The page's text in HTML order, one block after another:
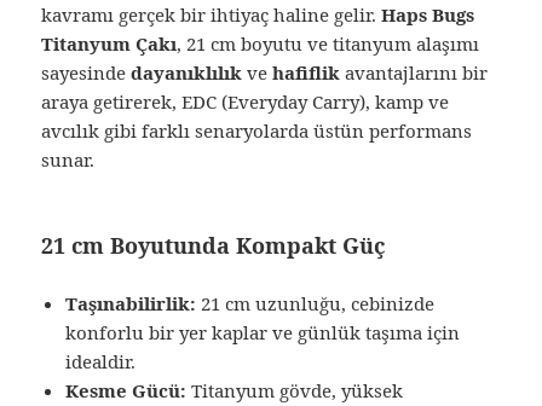
kavramı gerçek bir ihtiyaç haline gelir.Haps Bugs
Titanyum Çakı, 21 cm boyutu ve titanyum alaşımı
sayesindedayanıklılık vehafiflik avantajlarını bir
araya getirerek, EDC (Everyday Carry), kamp ve
avcılık gibi farklı senaryolarda üstün performans
sunar.
21 cm Boyutunda Kompakt Güç
Taşınabilirlik: 21 cm uzunluğu, cebinizde
konforlu bir yer kaplar ve günlük taşıma için
idealdir.
Kesme Gücü: Titanyum gövde, yüksek